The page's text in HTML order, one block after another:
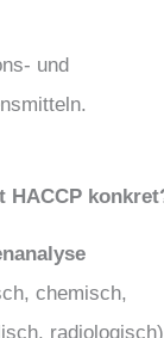
und
HACCP
chemisch,
radiologisch)